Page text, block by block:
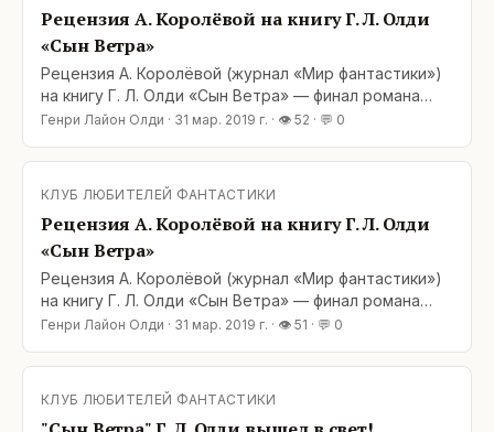
Рецензия А. Королёвой на книгу Г. Л. Олди
«Сын Ветра»
Рецензия А. Королёвой (журнал «Мир фантастики»)
на книгу Г. Л. Олди «Сын Ветра» — финал романа
«Блудный сын»: https://www.mirf.ru/book/g-l-oldi-syn-
мин нет, но мало ли… Цитата: «Вторая часть романа
«Блудный сын» закончилась «на самом
Генри Лайон Олди · 31 мар. 2019 г. · 👁 52 · 💬 0
КЛУБ ЛЮБИТЕЛЕЙ ФАНТАСТИКИ
Рецензия А. Королёвой на книгу Г. Л. Олди
«Сын Ветра»
Рецензия А. Королёвой (журнал «Мир фантастики»)
на книгу Г. Л. Олди «Сын Ветра» — финал романа
«Блудный сын»: https://www.mirf.ru/book/g-l-oldi-syn-
мин нет, но мало ли… Цитата: «Вторая часть романа
«Блудный сын» закончилась «на самом
Генри Лайон Олди · 31 мар. 2019 г. · 👁 51 · 💬 0
КЛУБ ЛЮБИТЕЛЕЙ ФАНТАСТИКИ